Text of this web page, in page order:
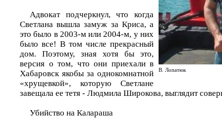
В. Лопатюк
Адвокат подчеркнул, что когда
Светлана вышла замуж за Криса, а
это было в 2003-м или 2004-м, у них
было все! В том числе прекрасный
дом. Поэтому, зная хотя бы это,
версия о том, что они приехали в
Хабаровск якобы за однокомнатной
«хрущевкой», которую Светлане
завещала ее тетя - Людмила Широкова, выглядит
Убийство на Калараша